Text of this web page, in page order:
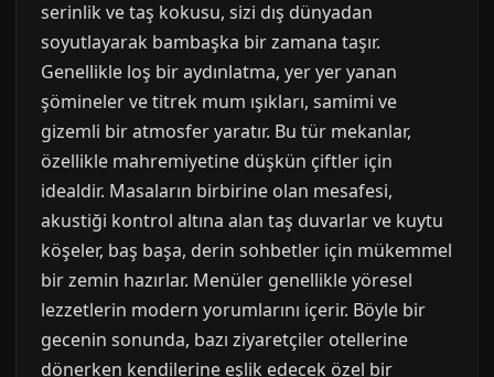
serinlik ve taş kokusu, sizi dış dünyadan
soyutlayarak bambaşka bir zamana taşır.
Genellikle loş bir aydınlatma, yer yer yanan
şömineler ve titrek mum ışıkları, samimi ve
gizemli bir atmosfer yaratır. Bu tür mekanlar,
özellikle mahremiyetine düşkün çiftler için
idealdir. Masaların birbirine olan mesafesi,
akustiği kontrol altına alan taş duvarlar ve kuytu
köşeler, baş başa, derin sohbetler için mükemmel
bir zemin hazırlar. Menüler genellikle yöresel
lezzetlerin modern yorumlarını içerir. Böyle bir
gecenin sonunda, bazı ziyaretçiler otellerine
dönerken kendilerine eşlik edecek özel bir